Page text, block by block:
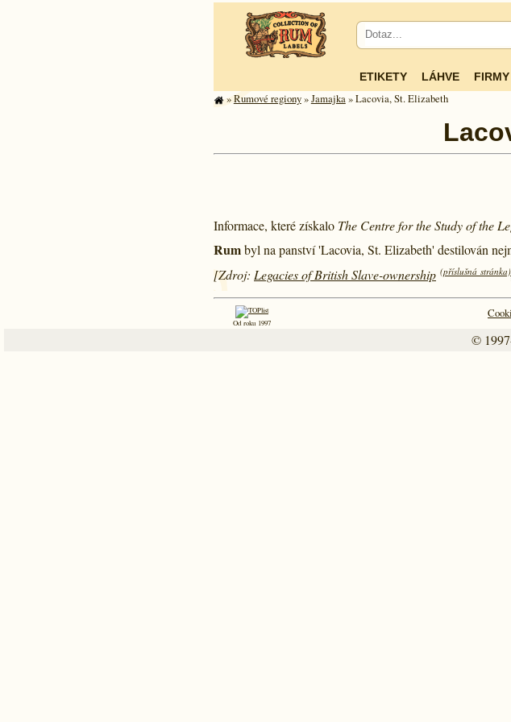
ETIKETY LÁHVE FIRMY
»Rumové regiony»Jamajka» Lacovia, St. Elizabeth
Informace, které získalo The Centre for the Study of the
Rumbyl na panství 'Lacovia, St. Elizabeth' destilován
[Zdroj: Legacies of British Slave-ownership (příslušná stránka)
Od roku 1997
©